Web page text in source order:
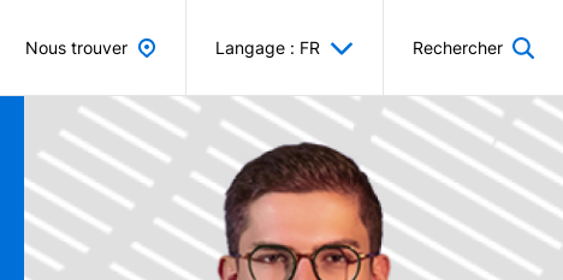
Nous trouver Langage : FR Rechercher